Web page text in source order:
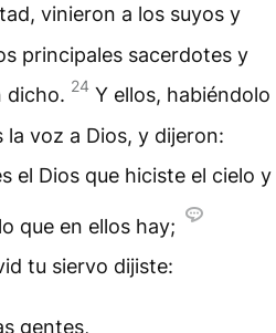
vinieron a los suyos y
principales sacerdotes y
dicho. 24 Y ellos, habiéndolo
voz a Dios, y dijeron:
el Dios que hiciste el cielo y
que en ellos hay;
tu siervo dijiste:
gentes,